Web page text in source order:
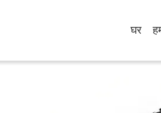
घर